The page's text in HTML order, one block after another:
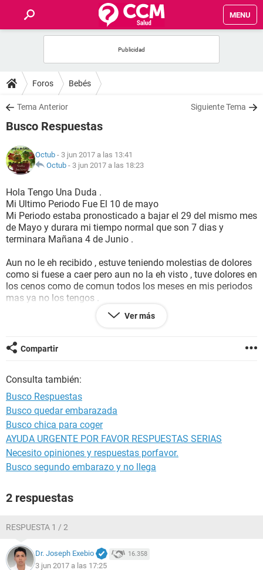
MENU
FOROS
SALUD
NUTRICIÓN
BIENESTAR
SEXUALIDAD
Foros Bebés
Tema Anterior Siguiente Tema
Busco Respuestas
Octub - 3 jun 2017 a las 13:41
Octub - 3 jun 2017 a las 18:23
Hola Tengo Una Duda .
Mi Ultimo Periodo Fue El 10 de mayo
Mi Periodo estaba pronosticado a bajar el 29 del mismo mes
de Mayo y durara mi tiempo normal que son 7 dias y
terminara Mañana 4 de Junio .
Aun no le eh recibido , estuve teniendo molestias de dolores
como si fuese a caer pero aun no la eh visto , tuve dolores en
los cenos como de comun todos los meses en mis periodos
mas ya no los tengos .
Eh tenido en estos ultimos 3 dias diria yo una sensacion de
cuando me observo no noto nada , eh notado que estoy
votando mas flujo blanco de lo normal . Tengo ya 6 dias de
Pero si me podrian ayudar y dar su opinion se los
agradeceria . Nunca eh tenido un embarazo tengo 22 años y
soy casada legalmente gracias espero respuestas . Dios Les
Bendiga De Gran Manera . Chao !!
Ver más
Compartir
Consulta también:
Busco Respuestas
Busco quedar embarazada
Busco chica para coger
AYUDA URGENTE POR FAVOR RESPUESTAS SERIAS
Necesito opiniones y respuestas porfavor.
Busco segundo embarazo y no llega
2 respuestas
RESPUESTA 1 / 2
Dr. Joseph Exebio 16.358
3 jun 2017 a las 17:25